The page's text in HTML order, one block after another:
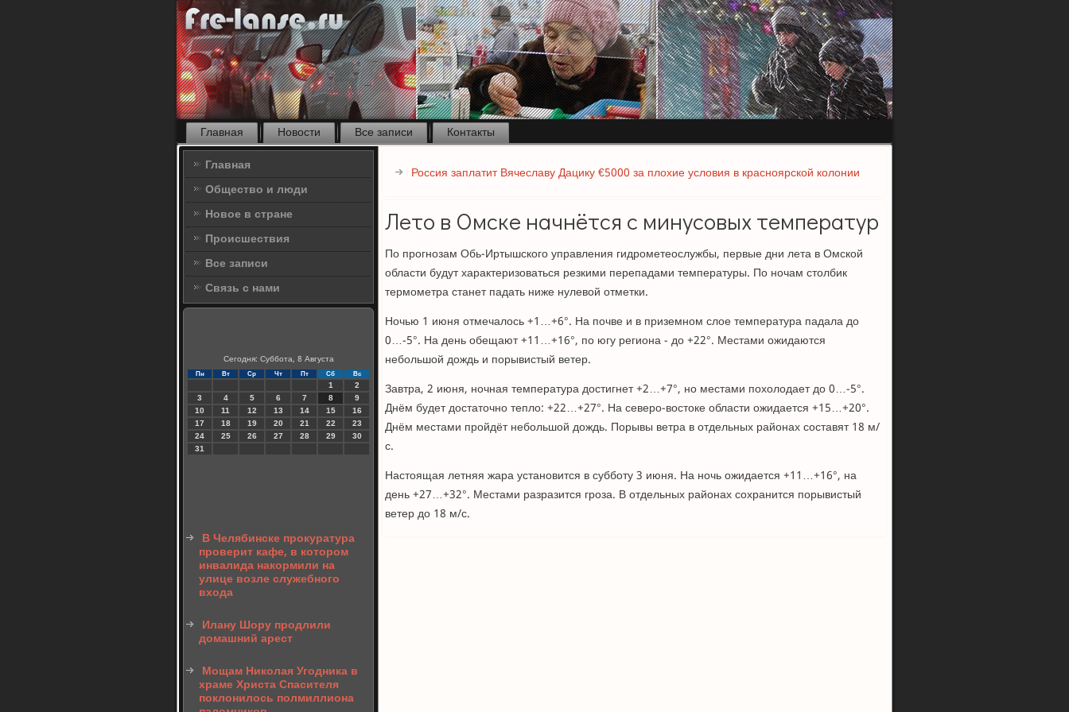
Главная Новости Все записи
Контакты
Главная
Общество и люди
Новое в стране
Происшествия
Все записи
Связь с нами
Сегодня: Суббота, 8 Августа
Пн Вт Ср Чт Пт Сб Вс
1
2
3
4 5 6 7 8
9
10
11 12 13 14 15
16
17
18 19 20 21 22
23
24
25 26 27 28 29
30
31
В Челябинске прокуратура
проверит кафе, в котором
инвалида накормили на
улице возле служебного
входа
Илану Шору продлили
домашний арест
Мощам Николая Угодника в
храме Христа Спасителя
поклонилось полмиллиона
Россия заплатит Вячеславу Дацику €5000 за плохие условия в красноярской колонии
Лето в Омске начнётся с минусовых температур
По прогнозам Обь-Иртышского управления гидрометеослужбы, первые дни лета в Омской
области будут характеризоваться резкими перепадами температуры. По ночам столбик
термометра станет падать ниже нулевой отметки.
Ночью 1 июня отмечалось +1…+6°. На почве и в приземном слое температура падала до
0…-5°. На день обещают +11…+16°, по югу региона - до +22°. Местами ожидаются
небольшой дождь и порывистый ветер.
Завтра, 2 июня, ночная температура достигнет +2…+7°, но местами похолодает до 0…-5°.
Днём будет достаточно тепло: +22…+27°. На северо-востоке области ожидается +15…+20°.
Днём местами пройдёт небольшой дождь. Порывы ветра в отдельных районах составят 18 м/
с.
Настоящая летняя жара установится в субботу 3 июня. На ночь ожидается +11…+16°, на
день +27…+32°. Местами разразится гроза. В отдельных районах сохранится порывистый
ветер до 18 м/с.